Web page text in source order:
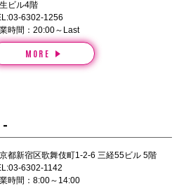
ビル4階
6302-1256
時間：20:00～Last
MORE
都新宿区歌舞伎町1-2-6 三経55ビル 5階
6302-1142
時間：8:00～14:00